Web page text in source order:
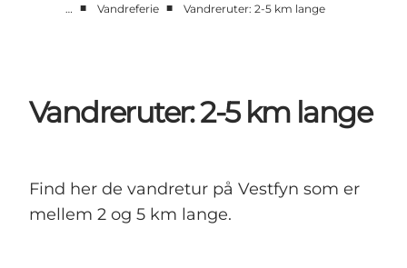
Det sker
… ■ Vandreferie ■ Vandreruter: 2-5 km lange
Vandreruter: 2-5 km lange
Find her de vandretur på Vestfyn som er
mellem 2 og 5 km lange.